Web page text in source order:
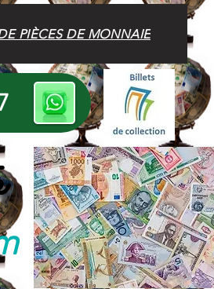
PIÈCES DE MONNAIE